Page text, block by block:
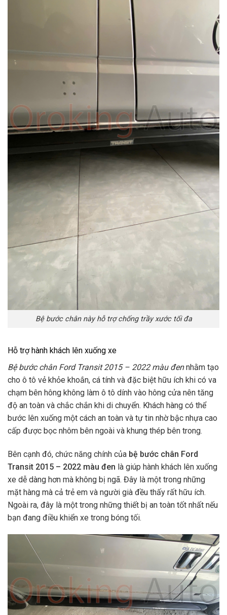
Bệ bước chân này hỗ trợ chống trầy xước tối đa
Hỗ trợ hành khách lên xuống xe
Bệ bước chân Ford Transit 2015 – 2022 màu đennhằm tạo
cho ô tô vẻ khỏe khoắn, cá tính và đặc biệt hữu ích khi có va
chạm bên hông không làm ô tô dính vào hông cửa nên tăng
độ an toàn và chắc chắn khi di chuyển. Khách hàng có thể
bước lên xuống một cách an toàn và tự tin nhờ bậc nhựa cao
cấp được bọc nhôm bên ngoài và khung thép bên trong.
Bên cạnh đó, chức năng chính của bệ bước chân Ford
Transit 2015 – 2022 màu đen là giúp hành khách lên xuống
xe dễ dàng hơn mà không bị ngã. Đây là một trong những
mặt hàng mà cả trẻ em và người già đều thấy rất hữu ích.
Ngoài ra, đây là một trong những thiết bị an toàn tốt nhất nếu
bạn đang điều khiển xe trong bóng tối.